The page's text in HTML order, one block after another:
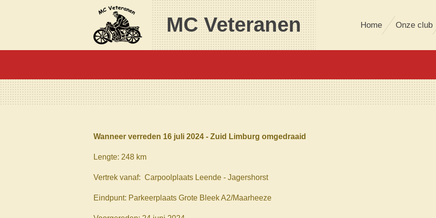
de
MC Veteranen Home Onze club
Wanneer verreden 16 juli 2024 - Zuid Limburg omgedraaid
Lengte: 248 km
Vertrek vanaf: Carpoolplaats Leende - Jagershorst
Eindpunt: Parkeerplaats Grote Bleek A2/Maarheeze